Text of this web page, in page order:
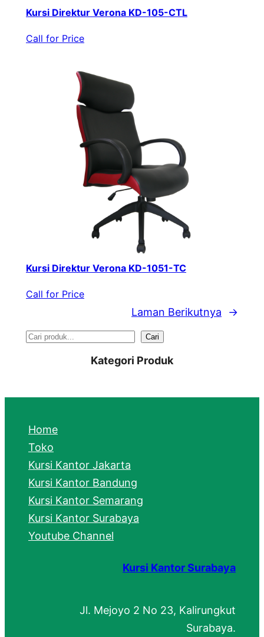
Kursi Direktur Verona KD-105-CTL
Call for Price
Kursi Direktur Verona KD-1051-TC
Call for Price
Laman Berikutnya →
S
r
h
Cari
Kategori Produk
Home
Toko
Kursi Kantor Jakarta
Kursi Kantor Bandung
Kursi Kantor Semarang
Kursi Kantor Surabaya
Youtube Channel
Kursi Kantor Surabaya
Jl. Mejoyo 2 No 23, Kalirungkut
Surabaya.